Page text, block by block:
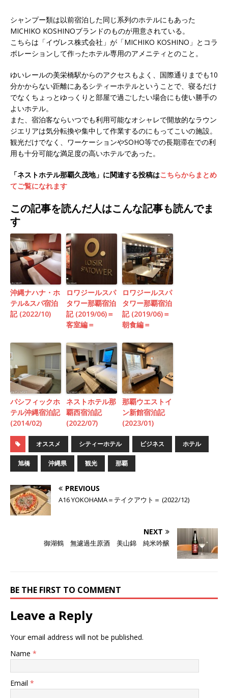
シャンプー類は以前宿泊した同じ系列のホテルにもあった
MICHIKO KOSHINOブランドのものが用意されている。
こちらは「イヴレス株式会社」が「MICHIKO KOSHINO」とコラ
ボレーションして作ったホテル専用のアメニティとのこと。
ゆいレールの美栄橋駅からのアクセスもよく、国際通りまでも10
分かからない距離にあるシティーホテルということで、寝るだけ
でなくちょっとゆっくりと部屋で過ごしたい場合にも使い勝手の
よいホテル。
また、宿泊客ならいつでも利用可能なオシャレで開放的なラウン
ジエリアは気分転換や集中して作業するのにもってこいの施設。
観光だけでなく、ワーケーションやSOHO等での長期滞在での利
用も十分可能な満足度の高いホテルであった。
「ネストホテル那覇久茂地」に関連する投稿はこちらからまとめ
てご覧になれます
この記事を読んだ人はこんな記事も読んでま
す
沖縄ナハナ・ホ
テル&スパ宿泊
記 (2022/10)
ロワジールスパ
タワー那覇宿泊
記 (2019/06)＝
客室編＝
ロワジールスパ
タワー那覇宿泊
記 (2019/06)＝
朝食編＝
パシフィックホ
テル沖縄宿泊記
(2014/02)
ネストホテル那
覇西宿泊記
(2022/07)
那覇ウエストイ
ン新館宿泊記
(2023/01)
オススメ シティーホテル ビジネス ホテル
旭橋 沖縄県 観光 那覇
PREVIOUS
A16 YOKOHAMA＝テイクアウト＝ (2022/12)
NEXT
御湖鶴 無濾過生原酒 美山錦 純米吟醸
BE THE FIRST TO COMMENT
Leave a Reply
Your email address will not be published.
Name *
Email *